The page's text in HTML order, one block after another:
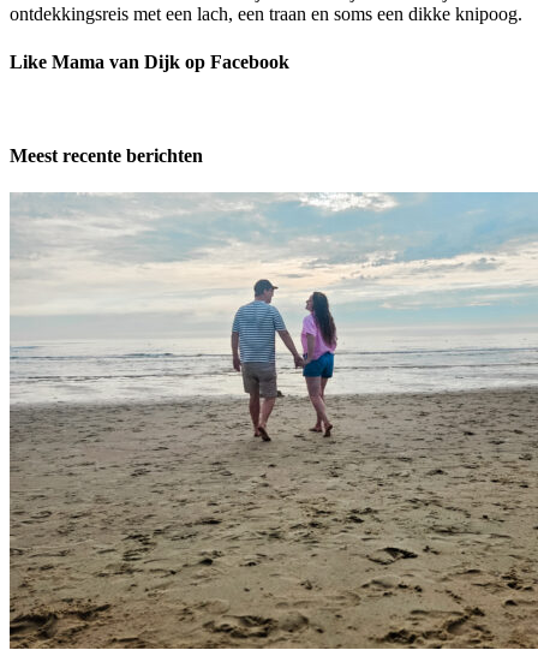
ontdekkingsreis met een lach, een traan en soms een dikke knipoog.
Like Mama van Dijk op Facebook
Meest recente berichten